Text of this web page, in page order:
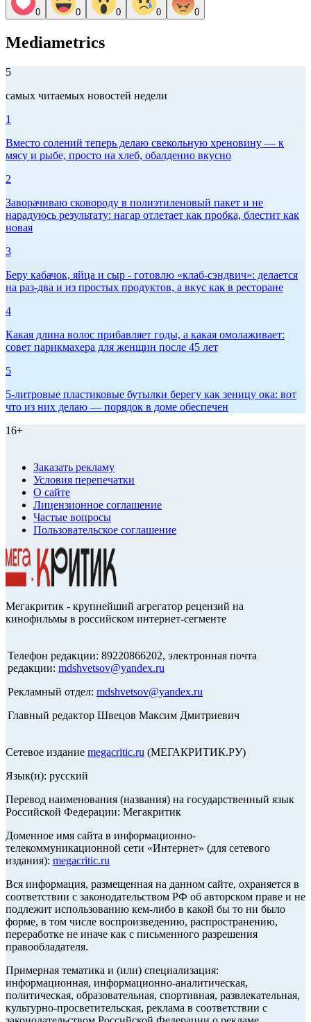
0 0 0 0 0
Mediametrics
5
самых читаемых новостей недели
1
Вместо солений теперь делаю свекольную хреновину — к
мясу и рыбе, просто на хлеб, обалденно вкусно
2
Заворачиваю сковороду в полиэтиленовый пакет и не
нарадуюсь результату: нагар отлетает как пробка, блестит как
новая
3
Беру кабачок, яйца и сыр - готовлю «клаб-сэндвич»: делается
на раз-два и из простых продуктов, а вкус как в ресторане
4
Какая длина волос прибавляет годы, а какая омолаживает:
совет парикмахера для женщин после 45 лет
5
5-литровые пластиковые бутылки берегу как зеницу ока: вот
что из них делаю — порядок в доме обеспечен
16+
Заказать рекламу
Условия перепечатки
О сайте
Лицензионное соглашение
Частые вопросы
Пользовательское соглашение
Мегакритик - крупнейший агрегатор рецензий на
кинофильмы в российском интернет-сегменте
Телефон редакции: 89220866202, электронная почта
редакции: mdshvetsov@yandex.ru
Рекламный отдел: mdshvetsov@yandex.ru
Главный редактор Швецов Максим Дмитриевич
Сетевое издание megacritic.ru (МЕГАКРИТИК.РУ)
Язык(и): русский
Перевод наименования (названия) на государственный язык
Российской Федерации: Мегакритик
Доменное имя сайта в информационно-
телекоммуникационной сети «Интернет» (для сетевого
издания): megacritic.ru
Вся информация, размещенная на данном сайте, охраняется в
соответствии с законодательством РФ об авторском праве и не
подлежит использованию кем-либо в какой бы то ни было
форме, в том числе воспроизведению, распространению,
переработке не иначе как с письменного разрешения
правообладателя.
Примерная тематика и (или) специализация:
информационная, информационно-аналитическая,
политическая, образовательная, спортивная, развлекательная,
культурно-просветительская, реклама в соответствии с